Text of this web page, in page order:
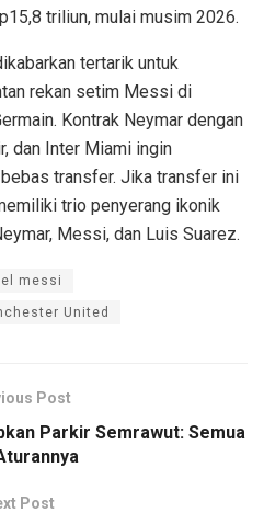
triliun, mulai musim 2026.
tertarik untuk
rekan setim Messi di
Kontrak Neymar dengan
dan Inter Miami ingin
transfer. Jika transfer ini
trio penyerang ikonik
Messi, dan Luis Suarez.
messi
United
Post
Parkir Semrawut: Semua
Post